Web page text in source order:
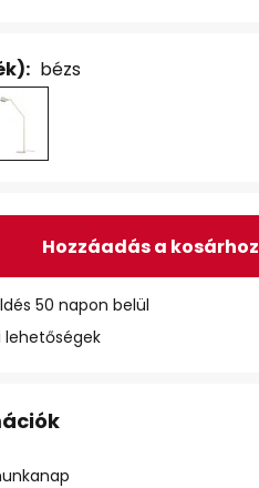
bézs
Hozzáadás a kosárhoz
50 napon belül
lehetőségek